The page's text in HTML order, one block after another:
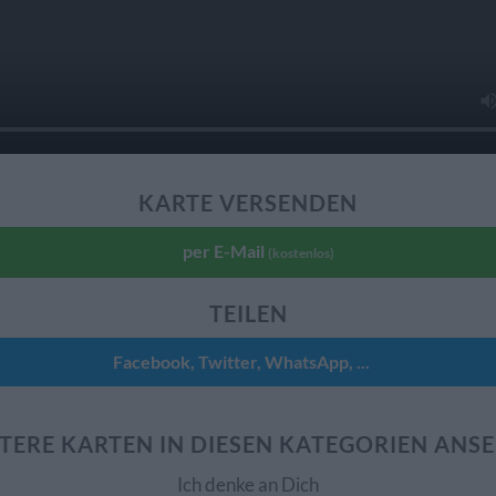
KARTE VERSENDEN
per E-Mail (kostenlos)
TEILEN
Facebook, Twitter, WhatsApp, ...
KARTEN IN DIESEN KATEGORIEN
Ich denke an Dich